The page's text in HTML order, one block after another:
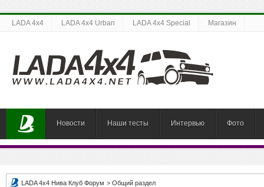
LADA 4x4 LADA 4x4 Urban LADA 4x4 Special Магазин
Новости Наши тесты Интервью Фото
LADA 4x4 Нива Клуб Форум > Общий раздел